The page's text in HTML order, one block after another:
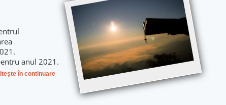
anul 2021.
în continuare